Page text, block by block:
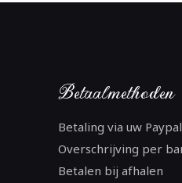
Betaalmethoden
Betaling via uw
Overschrijving per
Betalen bij afhalen